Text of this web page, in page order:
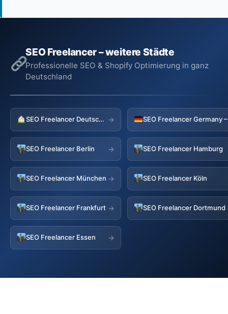
SEO Freelancer – weitere Städte
Professionelle SEO & Shopify Optimierung in ganz
Deutschland
SEO Freelancer Deutschland →
SEO Freelancer Berlin → SEO Freelancer Hamburg
SEO Freelancer München → SEO Freelancer Köln
SEO Freelancer Frankfurt → SEO Freelancer Dortmund
SEO Freelancer Essen →